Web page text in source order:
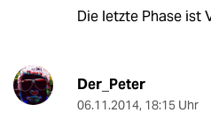
Die letzte Phase ist
Der_Peter
06.11.2014, 18:15 Uhr